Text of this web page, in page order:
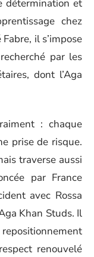
détermination et
chez
il s’impose
par les
dont l’Aga
: chaque
prise de risque.
traverse aussi
par France
avec Rossa
Khan Studs. Il
renouvelé